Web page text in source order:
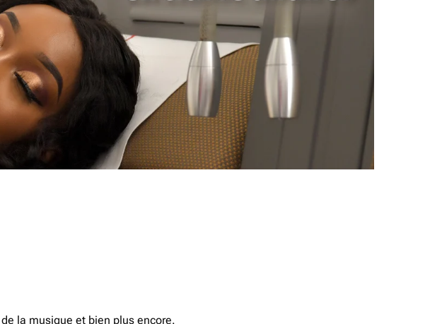
la musique et bien plus encore.